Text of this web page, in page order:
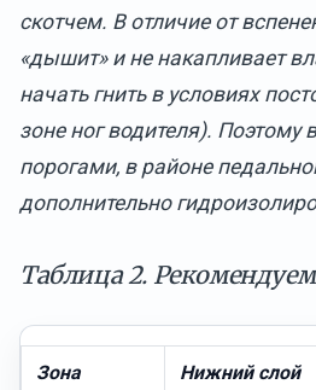
скотчем. В отличие от
«дышит» и не накапливает
начать гнить в условиях
зоне ног водителя).
порогами, в районе
дополнительно
Таблица 2.
Зона
Нижний слой